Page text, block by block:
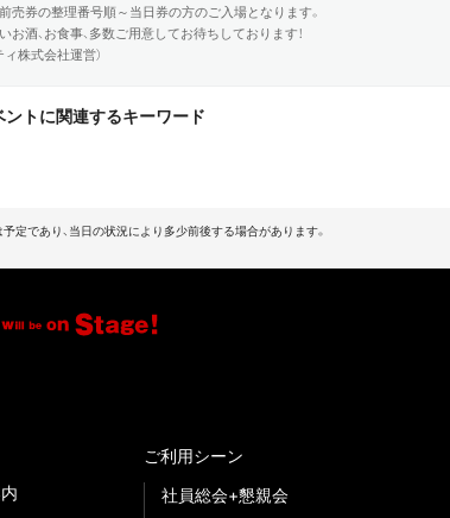
売券の整理番号順～当日券の方のご入場となります。
お酒、お食事、多数ご用意してお待ちしております！
ィ株式会社運営）
ントに関連するキーワード
定であり、当日の状況により多少前後する場合があります。
ご利用シーン
社員総会+懇親会